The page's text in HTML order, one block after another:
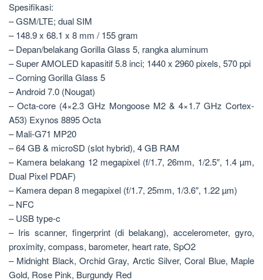
Spesifikasi:
– GSM/LTE; dual SIM
– 148.9 x 68.1 x 8 mm / 155 gram
– Depan/belakang Gorilla Glass 5, rangka aluminum
– Super AMOLED kapasitif 5.8 inci; 1440 x 2960 pixels, 570 ppi
– Corning Gorilla Glass 5
– Android 7.0 (Nougat)
– Octa-core (4×2.3 GHz Mongoose M2 & 4×1.7 GHz Cortex-
A53) Exynos 8895 Octa
– Mali-G71 MP20
– 64 GB & microSD (slot hybrid), 4 GB RAM
– Kamera belakang 12 megapixel (f/1.7, 26mm, 1/2.5″, 1.4 µm,
Dual Pixel PDAF)
– Kamera depan 8 megapixel (f/1.7, 25mm, 1/3.6″, 1.22 µm)
– NFC
– USB type-c
– Iris scanner, fingerprint (di belakang), accelerometer, gyro,
proximity, compass, barometer, heart rate, SpO2
– Midnight Black, Orchid Gray, Arctic Silver, Coral Blue, Maple
Gold, Rose Pink, Burgundy Red